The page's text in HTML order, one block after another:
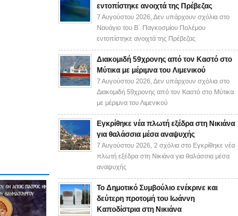
εντοπίστηκε ανοιχτά της Πρέβεζας
7 Αυγούστου 2026, Δεν υπάρχουν σχόλια στο
Ναυάγιο του Β΄ Παγκοσμίου Πολέμου
εντοπίστηκε ανοιχτά της Πρέβεζας
Διακομιδή 59χρονης από τον Καστό στο
Μύτικα με μέριμνα του Λιμενικού
7 Αυγούστου 2026, Δεν υπάρχουν σχόλια στο
Διακομιδή 59χρονης από τον Καστό στο Μύτικα
με μέριμνα του Λιμενικού
Εγκρίθηκε νέα πλωτή εξέδρα στη Νικιάνα
για θαλάσσια μέσα αναψυχής
7 Αυγούστου 2026, 2 σχόλια στο Εγκρίθηκε νέα
πλωτή εξέδρα στη Νικιάνα για θαλάσσια μέσα
αναψυχής
Το Δημοτικό Συμβούλιο ενέκρινε και
δεύτερη προτομή του Ιωάννη
Καποδίστρια στη Νικιάνα